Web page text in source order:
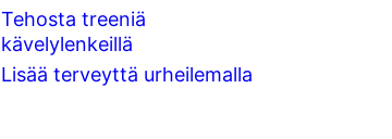
Tehosta treeniä
kävelylenkeillä
Lisää terveyttä urheilemalla